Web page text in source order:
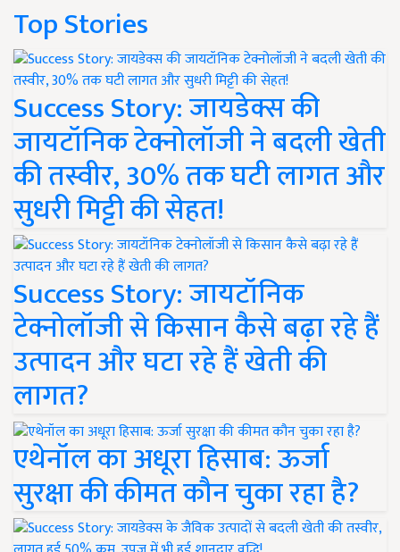
Top Stories
Success Story: जायडेक्स की
जायटॉनिक टेक्नोलॉजी ने बदली खेती
की तस्वीर, 30% तक घटी लागत और
सुधरी मिट्टी की सेहत!
Success Story: जायटॉनिक
टेक्नोलॉजी से किसान कैसे बढ़ा रहे हैं
उत्पादन और घटा रहे हैं खेती की
लागत?
एथेनॉल का अधूरा हिसाब: ऊर्जा
सुरक्षा की कीमत कौन चुका रहा है?